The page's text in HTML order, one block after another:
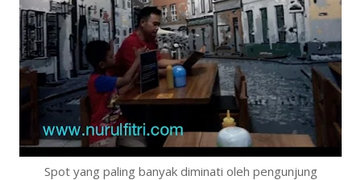
Spot yang paling banyak diminati oleh pengunjung